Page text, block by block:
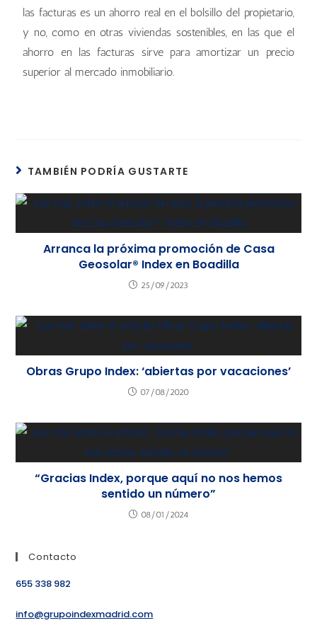
las facturas es un ahorro real en el bolsillo del propietario,
y no, como en otras viviendas sostenibles, en las que el
ahorro en las facturas sirve para amortizar un precio
superior al mercado inmobiliario.
TAMBIÉN PODRÍA GUSTARTE
Arranca la próxima promoción de Casa
Geosolar® Index en Boadilla
25/09/2023
Obras Grupo Index: ‘abiertas por vacaciones’
07/08/2020
“Gracias Index, porque aquí no nos hemos
sentido un número”
08/01/2024
Contacto
655 338 982
info@grupoindexmadrid.com